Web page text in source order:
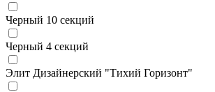
Черный 10 секций
Черный 4 секций
Элит Дизайнерский "Тихий Горизонт"